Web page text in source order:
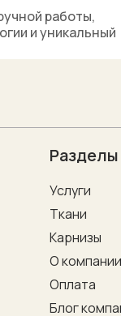
работы,
и уникальный
Разделы
О компании
Ткани
Оплата
Услуги
Карнизы
Блог